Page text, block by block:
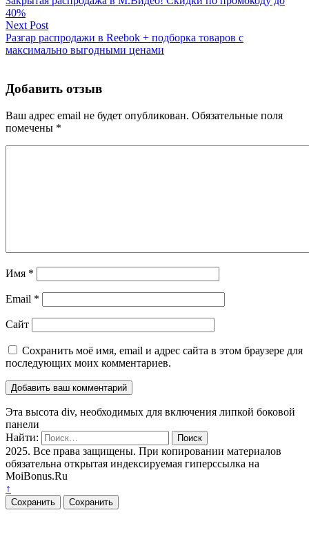
40%
Next Post
Разгар распродажи в Reebok + подборка товаров с
максимально выгодными ценами
Добавить отзыв
Ваш адрес email не будет опубликован. Обязательные поля
помечены *
Имя *
Email *
Сайт
Сохранить моё имя, email и адрес сайта в этом браузере для
последующих моих комментариев.
Эта высота div, необходимых для включения липкой боковой
панели
Найти:
2025. Все права защищены. При копировании материалов
обязательна открытая индексируемая гиперссылка на
MoiBonus.Ru
↑